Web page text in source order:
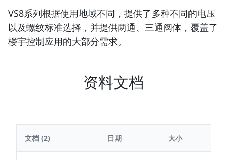
VS8系列根据使用地域不同，提供了多种不同的电压
以及螺纹标准选择，并提供两通、三通阀体，覆盖了
楼宇控制应用的大部分需求。
资料文档
文档 (2) 日期 大小